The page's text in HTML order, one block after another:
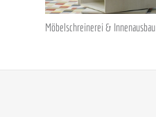
Möbelschreinerei & Innenausbau